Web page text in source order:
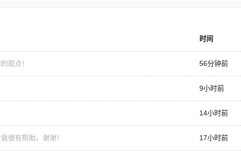
时间
观点！ 56分钟前
9小时前
14小时前
很有帮助，谢谢！ 17小时前